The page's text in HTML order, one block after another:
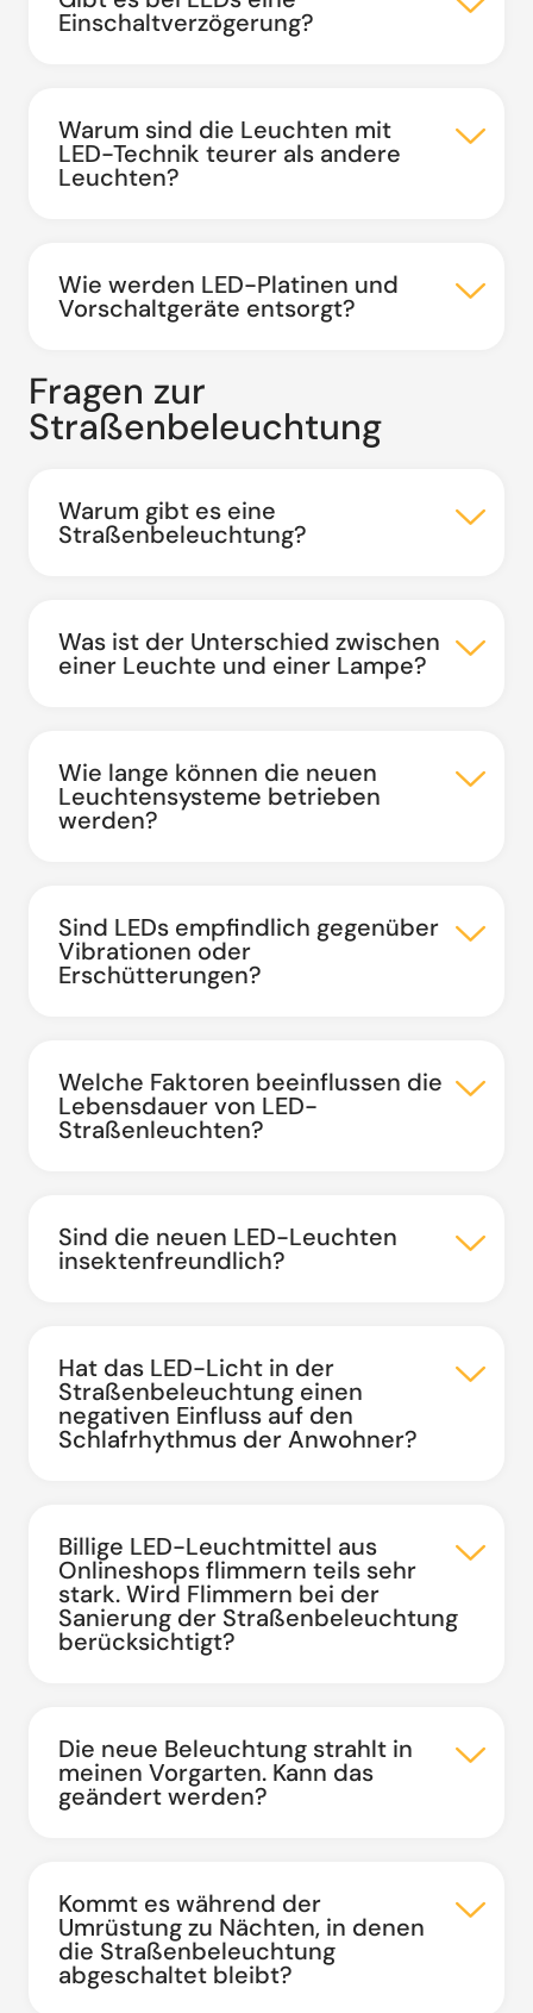
Einschaltverzögerung?
Warum sind die Leuchten mit
LED-Technik teurer als andere
Leuchten?
Wie werden LED-Platinen und
Vorschaltgeräte entsorgt?
Fragen zur
Straßenbeleuchtung
Warum gibt es eine
Straßenbeleuchtung?
Was ist der Unterschied zwischen
einer Leuchte und einer Lampe?
Wie lange können die neuen
Leuchtensysteme betrieben
werden?
Sind LEDs empfindlich gegenüber
Vibrationen oder
Erschütterungen?
Welche Faktoren beeinflussen die
Lebensdauer von LED-
Straßenleuchten?
Sind die neuen LED-Leuchten
insektenfreundlich?
Hat das LED-Licht in der
Straßenbeleuchtung einen
negativen Einfluss auf den
Schlafrhythmus der Anwohner?
Billige LED-Leuchtmittel aus
Onlineshops flimmern teils sehr
stark. Wird Flimmern bei der
Sanierung der Straßenbeleuchtung
berücksichtigt?
Die neue Beleuchtung strahlt in
meinen Vorgarten. Kann das
geändert werden?
Kommt es während der
Umrüstung zu Nächten, in denen
die Straßenbeleuchtung
abgeschaltet bleibt?